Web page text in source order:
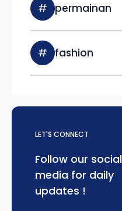
# permainan
# fashion
LET'S CONNECT
Follow our social
media for daily
updates !